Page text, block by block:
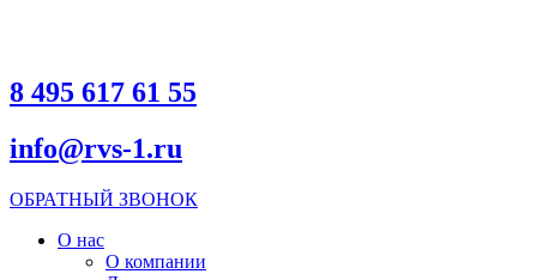
8 495 617 61 55
info@rvs-1.ru
ОБРАТНЫЙ ЗВОНОК
О нас
О компании